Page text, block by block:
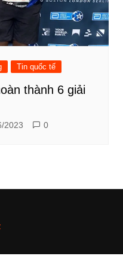
Tin quốc tế
thành 6 giải
2023 0